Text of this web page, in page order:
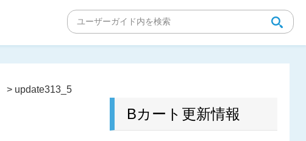
> update313_5
Bカート更新情報